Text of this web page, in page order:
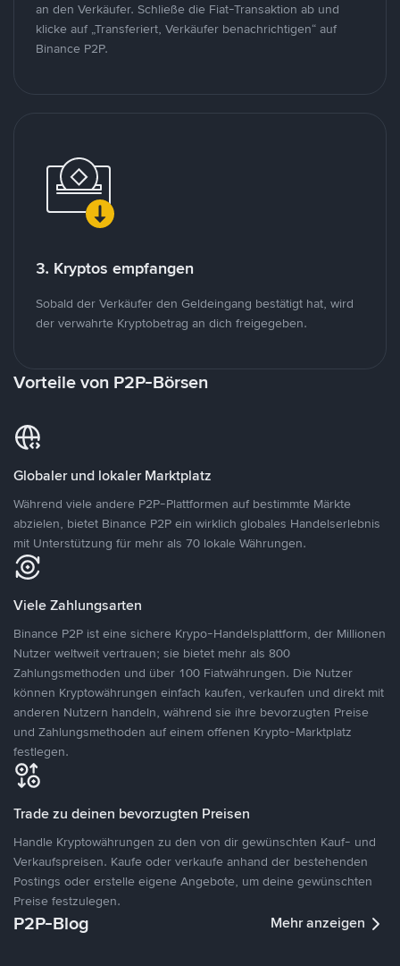
an den Verkäufer. Schließe die Fiat-Transaktion ab und
klicke auf „Transferiert, Verkäufer benachrichtigen“ auf
Binance P2P.
3. Kryptos empfangen
Sobald der Verkäufer den Geldeingang bestätigt hat, wird
der verwahrte Kryptobetrag an dich freigegeben.
Vorteile von P2P-Börsen
Globaler und lokaler Marktplatz
Während viele andere P2P-Plattformen auf bestimmte Märkte
abzielen, bietet Binance P2P ein wirklich globales Handelserlebnis
mit Unterstützung für mehr als 70 lokale Währungen.
Viele Zahlungsarten
Binance P2P ist eine sichere Krypo-Handelsplattform, der Millionen
Nutzer weltweit vertrauen; sie bietet mehr als 800
Zahlungsmethoden und über 100 Fiatwährungen. Die Nutzer
können Kryptowährungen einfach kaufen, verkaufen und direkt mit
anderen Nutzern handeln, während sie ihre bevorzugten Preise
und Zahlungsmethoden auf einem offenen Krypto-Marktplatz
festlegen.
Trade zu deinen bevorzugten Preisen
Handle Kryptowährungen zu den von dir gewünschten Kauf- und
Verkaufspreisen. Kaufe oder verkaufe anhand der bestehenden
Postings oder erstelle eigene Angebote, um deine gewünschten
Preise festzulegen.
P2P-Blog Mehr anzeigen